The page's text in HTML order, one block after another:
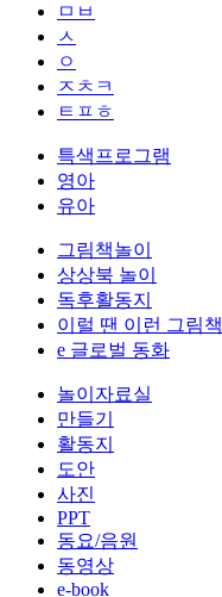
ㅁㅂ
ㅅ
ㅇ
ㅈㅊㅋ
ㅌㅍㅎ
특색프로그램
영아
유아
그림책놀이
상상북 놀이
독후활동지
이럴 땐 이런 그림책
e 글로벌 동화
놀이자료실
만들기
활동지
도안
사진
PPT
동요/음원
동영상
e-book